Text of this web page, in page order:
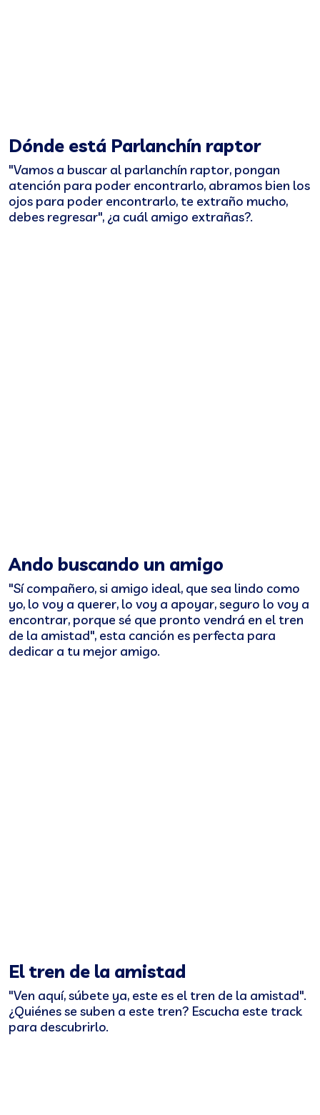
Dónde está Parlanchín raptor
"Vamos a buscar al parlanchín raptor, pongan
atención para poder encontrarlo, abramos bien los
ojos para poder encontrarlo, te extraño mucho,
debes regresar", ¿a cuál amigo extrañas?.
Ando buscando un amigo
"Sí compañero, si amigo ideal, que sea lindo como
yo, lo voy a querer, lo voy a apoyar, seguro lo voy a
encontrar, porque sé que pronto vendrá en el tren
de la amistad", esta canción es perfecta para
dedicar a tu mejor amigo.
El tren de la amistad
"Ven aquí, súbete ya, este es el tren de la amistad".
¿Quiénes se suben a este tren? Escucha este track
para descubrirlo.